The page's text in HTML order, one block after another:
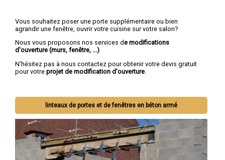
Vous souhaitez poser une porte supplémentaire ou bien
agrandir une fenêtre, ouvrir votre cuisine sur votre salon?
Nous vous proposons nos services de modifications
d'ouverture (murs, fenêtre, ...)
N'hésitez pas à nous contactez pour obtenir votre devis gratuit
pour votre projet de modification d'ouverture.
linteaux de portes et de fenêtres en béton armé